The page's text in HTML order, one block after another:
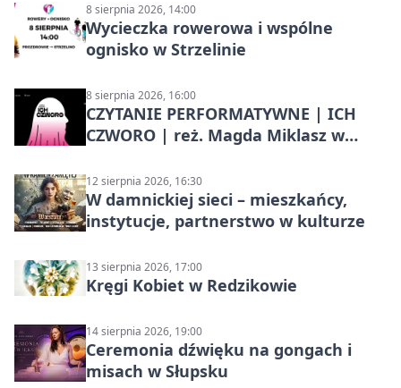
8 sierpnia 2026, 14:00
Wycieczka rowerowa i wspólne
ognisko w Strzelinie
8 sierpnia 2026, 16:00
CZYTANIE PERFORMATYWNE | ICH
CZWORO | reż. Magda Miklasz w
12 sierpnia 2026, 16:30
W damnickiej sieci – mieszkańcy,
instytucje, partnerstwo w kulturze
13 sierpnia 2026, 17:00
Kręgi Kobiet w Redzikowie
14 sierpnia 2026, 19:00
Ceremonia dźwięku na gongach i
misach w Słupsku